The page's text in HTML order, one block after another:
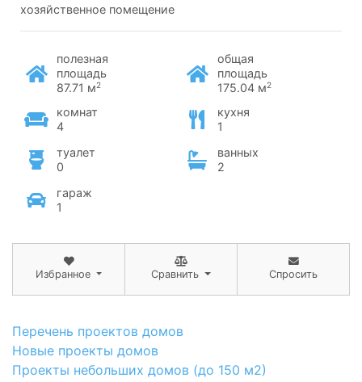
хозяйственное помещение
полезная
площадь
87.71 м2
общая
площадь
175.04 м2
комнат
4
кухня
1
туалет
0
ванных
2
гараж
1
Избранное Сравнить Спросить
Перечень проектов домов
Новые проекты домов
Проекты небольших домов (до 150 м2)